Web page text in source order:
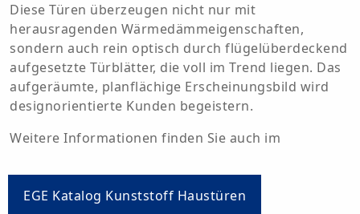
Diese Türen überzeugen nicht nur mit
herausragenden Wärmedämmeigenschaften,
sondern auch rein optisch durch flügelüberdeckend
aufgesetzte Türblätter, die voll im Trend liegen. Das
aufgeräumte, planflächige Erscheinungsbild wird
designorientierte Kunden begeistern.
Weitere Informationen finden Sie auch im
EGE Katalog Kunststoff Haustüren